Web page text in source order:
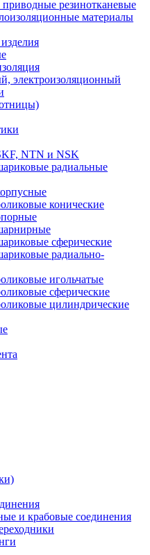
резинотканевые
материалы
электроизоляционный
NTN и NSK
радиальные
конические
сферические
радиально-
игольчатые
сферические
цилиндрические
и крабовые соединения